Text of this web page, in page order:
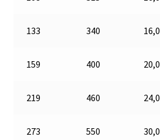
133 340 16,0
159 400 20,0
219 460 24,0
273 550 30,0